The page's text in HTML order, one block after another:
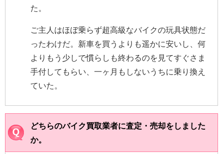
た。
ご主人はほぼ乗らず超高級なバイクの玩具状態だ
ったわけだ。新車を買うよりも遥かに安いし、何
よりもう少しで慣らしも終わるのを見てすぐさま
手付してもらい、一ヶ月もしないうちに乗り換え
ていた。
どちらのバイク買取業者に査定・売却をしました
か。